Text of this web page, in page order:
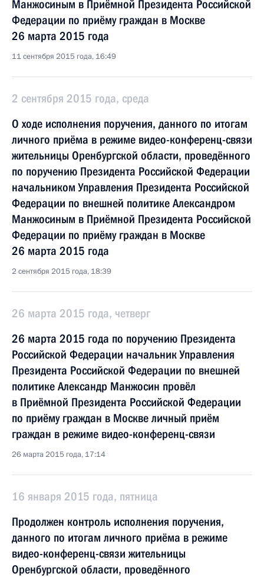
Манжосиным в Приёмной Президента Российской
Федерации по приёму граждан в Москве
26 марта 2015 года
11 сентября 2015 года, 16:49
2 сентября 2015 года, среда
О ходе исполнения поручения, данного по итогам
личного приёма в режиме видео-конференц-связи
жительницы Оренбургской области, проведённого
по поручению Президента Российской Федерации
начальником Управления Президента Российской
Федерации по внешней политике Александром
Манжосиным в Приёмной Президента Российской
Федерации по приёму граждан в Москве
26 марта 2015 года
2 сентября 2015 года, 18:39
26 марта 2015 года, четверг
26 марта 2015 года по поручению Президента
Российской Федерации начальник Управления
Президента Российской Федерации по внешней
политике Александр Манжосин провёл
в Приёмной Президента Российской Федерации
по приёму граждан в Москве личный приём
граждан в режиме видео-конференц-связи
26 марта 2015 года, 17:14
16 января 2015 года, пятница
Продолжен контроль исполнения поручения,
данного по итогам личного приёма в режиме
видео-конференц-связи жительницы
Оренбургской области, проведённого